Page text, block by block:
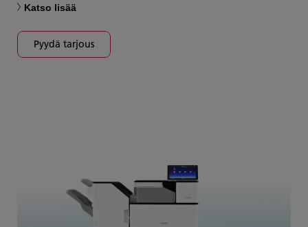
Katso lisää
Pyydä tarjous